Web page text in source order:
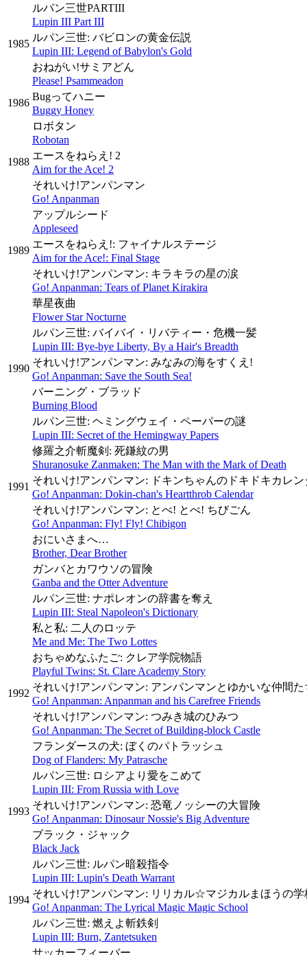
ルパン三世PARTIII
Lupin III Part III
1985
ルパン三世: バビロンの黄金伝説
Lupin III: Legend of Babylon's Gold
おねがい!サミアどん
Please! Psammeadon
1986
Bugってハニー
Buggy Honey
ロボタン
Robotan
1988
エースをねらえ! 2
Aim for the Ace! 2
それいけ!アンパンマン
Go! Anpanman
アップルシード
Appleseed
1989
エースをねらえ!: フャイナルステージ
Aim for the Ace!: Final Stage
それいけ!アンパンマン: キラキラの星の涙
Go! Anpanman: Tears of Planet Kirakira
華星夜曲
Flower Star Nocturne
ルパン三世: バイバイ・リバティー・危機一髪
Lupin III: Bye-bye Liberty, By a Hair's Breadth
1990
それいけ!アンパンマン: みなみの海をすくえ!
Go! Anpanman: Save the South Sea!
バーニング・ブラッド
Burning Blood
ルパン三世: ヘミングウェイ・ペーパーの謎
Lupin III: Secret of the Hemingway Papers
修羅之介斬魔剣: 死鎌紋の男
Shuranosuke Zanmaken: The Man with the Mark of Death
1991
それいけ!アンパンマン: ドキンちゃんのドキドキカレン
Go! Anpanman: Dokin-chan's Heartthrob Calendar
それいけ!アンパンマン: とべ! とべ! ちびごん
Go! Anpanman: Fly! Fly! Chibigon
おにいさまへ…
Brother, Dear Brother
ガンバとカワウソの冒険
Ganba and the Otter Adventure
ルパン三世: ナポレオンの辞書を奪え
Lupin III: Steal Napoleon's Dictionary
私と私: 二人のロッテ
Me and Me: The Two Lottes
おちゃめなふたご: クレア学院物語
Playful Twins: St. Clare Academy Story
1992
それいけ!アンパンマン: アンパンマンとゆかいな仲間た
Go! Anpanman: Anpanman and his Carefree Friends
それいけ!アンパンマン: つみき城のひみつ
Go! Anpanman: The Secret of Building-block Castle
フランダースの犬: ぼくのパトラッシュ
Dog of Flanders: My Patrasche
ルパン三世: ロシアより愛をこめて
Lupin III: From Russia with Love
1993
それいけ!アンパンマン: 恐竜ノッシーの大冒険
Go! Anpanman: Dinosaur Nossie's Big Adventure
ブラック・ジャック
Black Jack
ルパン三世: ルパン暗殺指令
Lupin III: Lupin's Death Warrant
1994
それいけ!アンパンマン: リリカル☆マジカルまほうの学
Go! Anpanman: The Lyrical Magic Magic School
ルパン三世: 燃えよ斬鉄剣
Lupin III: Burn, Zantetsuken
サッカーフィーバー